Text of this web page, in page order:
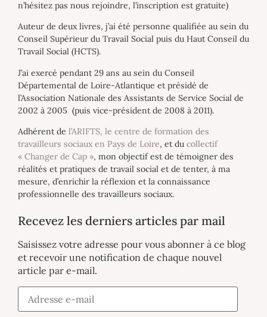
n’hésitez pas nous rejoindre, l’inscription est gratuite)
Auteur de deux livres, j’ai été personne qualifiée au sein du
Conseil Supérieur du Travail Social puis du Haut Conseil du
Travail Social (HCTS).
J’ai exercé pendant 29 ans au sein du Conseil
Départemental de Loire-Atlantique et présidé de
l’Association Nationale des Assistants de Service Social de
2002 à 2005 (puis vice-président de 2008 à 2011).
Adhérent de l’ARIFTS, le centre de formation des
travailleurs sociaux en Pays de Loire, et du collectif
« Changer de Cap », mon objectif est de témoigner des
réalités et pratiques de travail social et de tenter, à ma
mesure, d’enrichir la réflexion et la connaissance
professionnelle des travailleurs sociaux.
Recevez les derniers articles par mail
Saisissez votre adresse pour vous abonner à ce blog
et recevoir une notification de chaque nouvel
article par e-mail.